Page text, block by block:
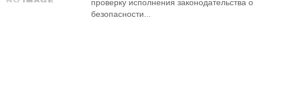
проверку исполнения законодательства о
безопасности...